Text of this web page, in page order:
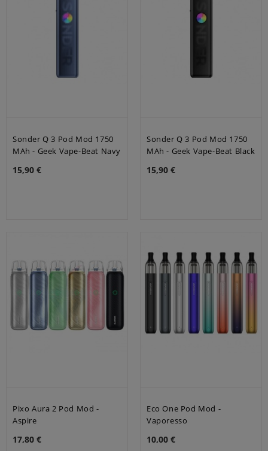
Sonder Q 3 Pod Mod 1750
MAh - Geek Vape-Beat Navy
15,90 €
Sonder Q 3 Pod Mod 1750
MAh - Geek Vape-Beat Black
15,90 €
Pixo Aura 2 Pod Mod -
Aspire
17,80 €
Eco One Pod Mod -
Vaporesso
10,00 €